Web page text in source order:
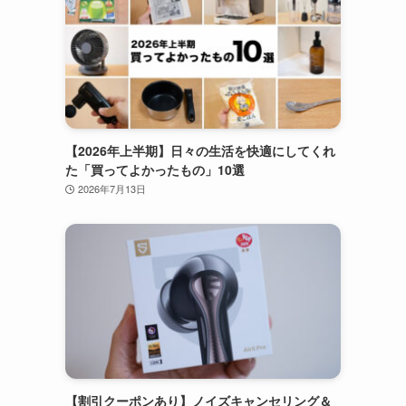
【2026年上半期】日々の生活を快適にしてくれ
た「買ってよかったもの」10選
2026年7月13日
【割引クーポンあり】ノイズキャンセリング＆